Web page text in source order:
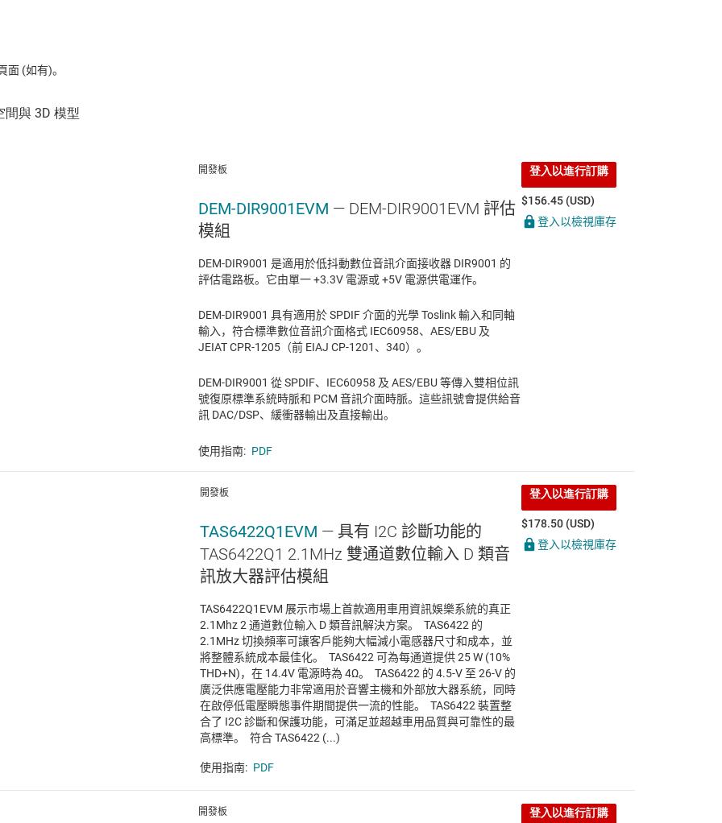
(如有)。
開發板
DEM-DIR9001EVM — DEM-DIR9001EVM 評估
模組
DEM-DIR9001 是適用於低抖動數位音訊介面接收器 DIR9001 的
評估電路板。它由單一 +3.3V 電源或 +5V 電源供電運作。
DEM-DIR9001 具有適用於 SPDIF 介面的光學 Toslink 輸入和同軸
輸入，符合標準數位音訊介面格式 IEC60958、AES/EBU 及
JEIAT CPR-1205（前 EIAJ CP-1201、340）。
DEM-DIR9001 從 SPDIF、IEC60958 及 AES/EBU 等傳入雙相位訊
號復原標準系統時脈和 PCM 音訊介面時脈。這些訊號會提供給音
訊 DAC/DSP、緩衝器輸出及直接輸出。
使用指南: PDF
登入以進行訂購
$156.45 (USD)
登入以檢視庫存
開發板
TAS6422Q1EVM — 具有 I2C 診斷功能的
TAS6422Q1 2.1MHz 雙通道數位輸入 D 類音
訊放大器評估模組
TAS6422Q1EVM 展示市場上首款適用車用資訊娛樂系統的真正
2.1Mhz 2 通道數位輸入 D 類音訊解決方案。 TAS6422 的
2.1MHz 切換頻率可讓客戶能夠大幅減小電感器尺寸和成本，並
將整體系統成本最佳化。 TAS6422 可為每通道提供 25 W (10%
THD+N)，在 14.4V 電源時為 4Ω。 TAS6422 的 4.5-V 至 26-V 的
廣泛供應電壓能力非常適用於音響主機和外部放大器系統，同時
在啟停低電壓瞬態事件期間提供一流的性能。 TAS6422 裝置整
合了 I2C 診斷和保護功能，可滿足並超越車用品質與可靠性的最
高標準。 符合 TAS6422 (...)
使用指南: PDF
登入以進行訂購
$178.50 (USD)
登入以檢視庫存
開發板 登入以進行訂購